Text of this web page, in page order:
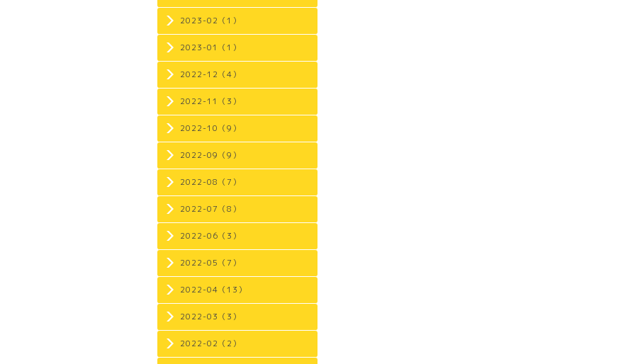
2023-02（1）
2023-01（1）
2022-12（4）
2022-11（3）
2022-10（9）
2022-09（9）
2022-08（7）
2022-07（8）
2022-06（3）
2022-05（7）
2022-04（13）
2022-03（3）
2022-02（2）